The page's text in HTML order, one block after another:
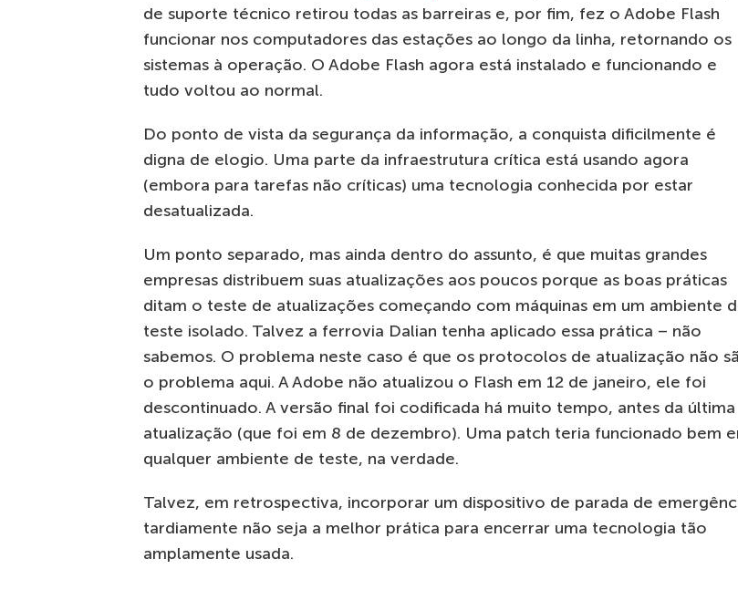
de suporte técnico retirou todas as barreiras e, por fim, fez o Adobe Flash
funcionar nos computadores das estações ao longo da linha, retornando os
sistemas à operação. O Adobe Flash agora está instalado e funcionando e
tudo voltou ao normal.
Do ponto de vista da segurança da informação, a conquista dificilmente é
digna de elogio. Uma parte da infraestrutura crítica está usando agora
(embora para tarefas não críticas) uma tecnologia conhecida por estar
desatualizada.
Um ponto separado, mas ainda dentro do assunto, é que muitas grandes
empresas distribuem suas atualizações aos poucos porque as boas práticas
ditam o teste de atualizações começando com máquinas em um ambiente
teste isolado. Talvez a ferrovia Dalian tenha aplicado essa prática – não
sabemos. O problema neste caso é que os protocolos de atualização não
o problema aqui. A Adobe não atualizou o Flash em 12 de janeiro, ele foi
descontinuado. A versão final foi codificada há muito tempo, antes da última
atualização (que foi em 8 de dezembro). Uma patch teria funcionado bem
qualquer ambiente de teste, na verdade.
Talvez, em retrospectiva, incorporar um dispositivo de parada de
tardiamente não seja a melhor prática para encerrar uma tecnologia tão
amplamente usada.